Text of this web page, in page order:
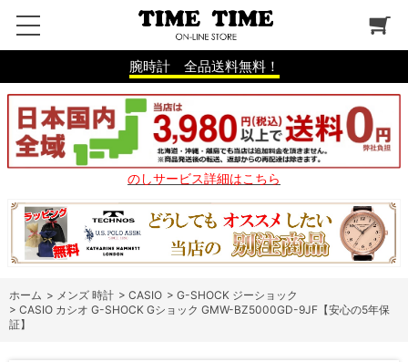
腕時計 全品送料無料！
のしサービス詳細はこちら
ホーム > メンズ 時計 > CASIO > G-SHOCK ジーショック
> CASIO カシオ G-SHOCK Gショック GMW-BZ5000GD-9JF【安心の5年保
証】